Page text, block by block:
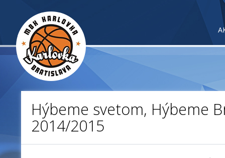
Hýbeme svetom, Hýbeme
2014/2015